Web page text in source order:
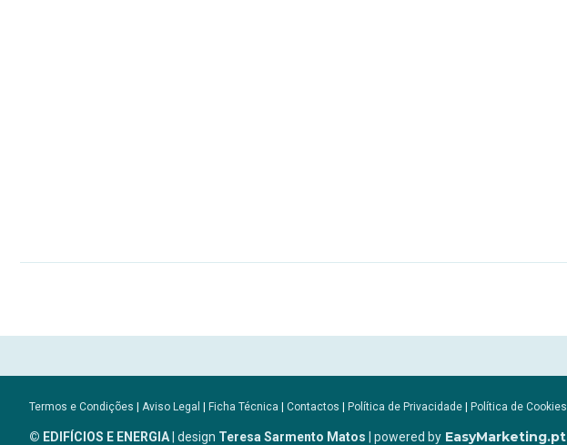
Termos e Condições | Aviso Legal | Ficha Técnica | Contactos | Política de Privacidade | Política de Cookies
© EDIFÍCIOS E ENERGIA| design Teresa Sarmento Matos | powered by EasyMarketing.pt